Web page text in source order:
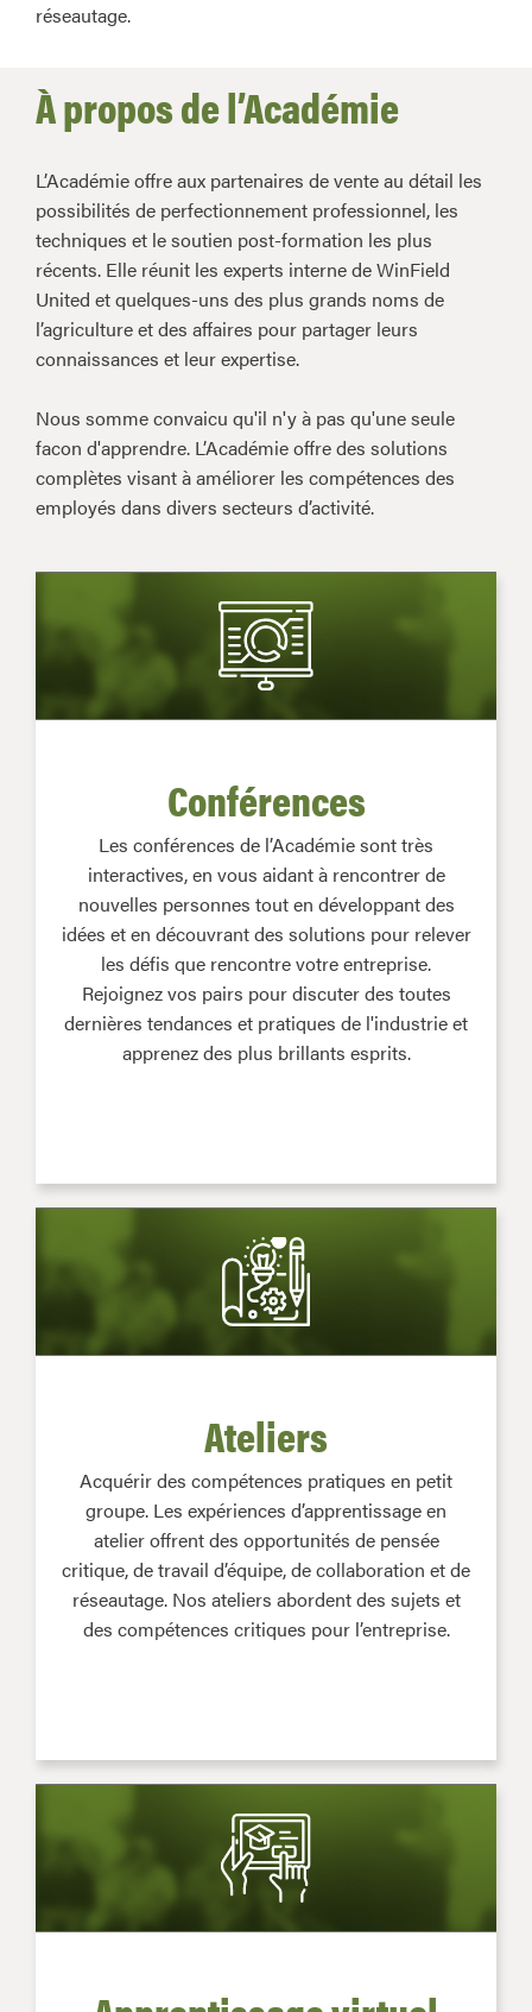
réseautage.
À propos de l’Académie
L’Académie offre aux partenaires de vente au détail les
possibilités de perfectionnement professionnel, les
techniques et le soutien post-formation les plus
récents. Elle réunit les experts interne de WinField
United et quelques-uns des plus grands noms de
l’agriculture et des affaires pour partager leurs
connaissances et leur expertise.
Nous somme convaicu qu'il n'y à pas qu'une seule
facon d'apprendre. L’Académie offre des solutions
complètes visant à améliorer les compétences des
employés dans divers secteurs d’activité.
Conférences
Les conférences de l’Académie sont très
interactives, en vous aidant à rencontrer de
nouvelles personnes tout en développant des
idées et en découvrant des solutions pour relever
les défis que rencontre votre entreprise.
Rejoignez vos pairs pour discuter des toutes
dernières tendances et pratiques de l'industrie et
apprenez des plus brillants esprits.
Ateliers
Acquérir des compétences pratiques en petit
groupe. Les expériences d’apprentissage en
atelier offrent des opportunités de pensée
critique, de travail d’équipe, de collaboration et de
réseautage. Nos ateliers abordent des sujets et
des compétences critiques pour l’entreprise.